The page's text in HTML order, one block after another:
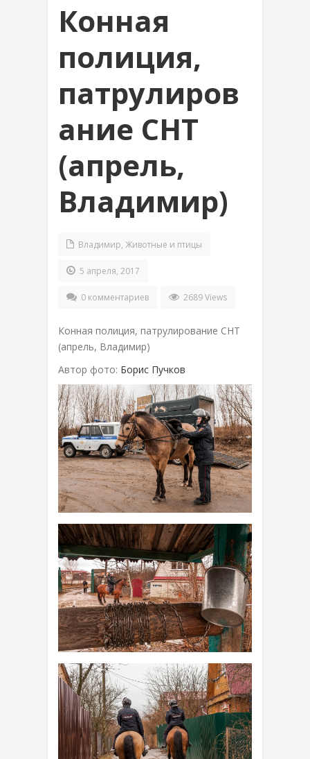
Конная
полиция,
патрулиров
ание СНТ
(апрель,
Владимир)
Владимир, Животные и птицы
5 апреля, 2017
0 комментариев 2689 Views
Конная полиция, патрулирование СНТ
(апрель, Владимир)
Автор фото: Борис Пучков